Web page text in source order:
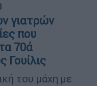
γιατρών
που
70ά
Γουίλις
του μάχη με